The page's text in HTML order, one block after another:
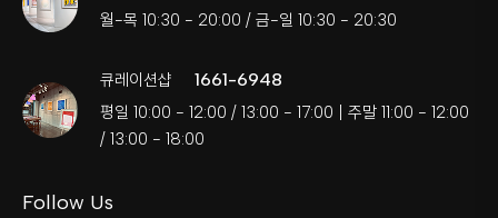
월-목 10:30 - 20:00 / 금-일 10:30 - 20:30
큐레이션샵 1661-6948
평일 10:00 - 12:00 / 13:00 - 17:00 | 주말 11:00 - 12:00
/ 13:00 - 18:00
Follow Us